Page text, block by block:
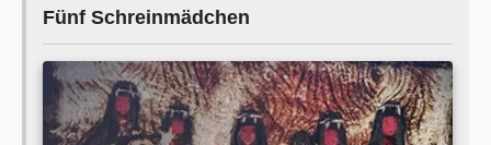
Fünf Schreinmädchen